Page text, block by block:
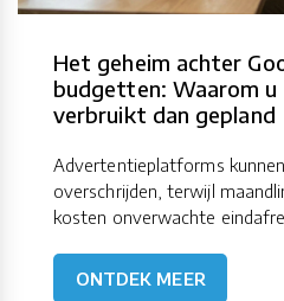
Het geheim achter
budgetten: Waarom u
verbruikt dan gepland
Advertentieplatforms
overschrijden, terwijl
kosten onverwachte
ONTDEK MEER